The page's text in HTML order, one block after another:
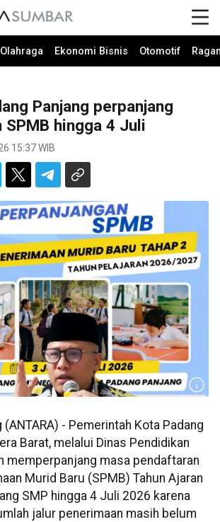
Olahraga Ekonomi Bisnis Otomotif
Panjang perpanjang
hingga 4 Juli
15:37 WIB
(ANTARA) - Pemerintah Kota Padang
Barat, melalui Dinas Pendidikan
memperpanjang masa pendaftaran
Murid Baru (SPMB) Tahun Ajaran
SMP hingga 4 Juli 2026 karena
jalur penerimaan masih belum